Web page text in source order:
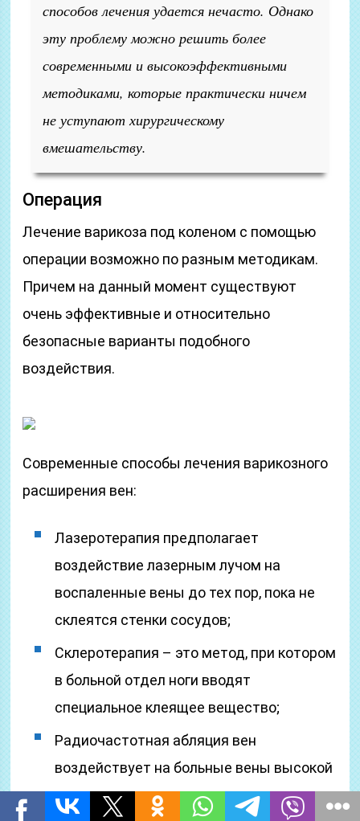
способов лечения удается нечасто. Однако
эту проблему можно решить более
современными и высокоэффективными
методиками, которые практически ничем
не уступают хирургическому
вмешательству.
Операция
Лечение варикоза под коленом с помощью
операции возможно по разным методикам.
Причем на данный момент существуют
очень эффективные и относительно
безопасные варианты подобного
воздействия.
Современные способы лечения варикозного
расширения вен:
Лазеротерапия предполагает
воздействие лазерным лучом на
воспаленные вены до тех пор, пока не
склеятся стенки сосудов;
Склеротерапия – это метод, при котором
в больной отдел ноги вводят
специальное клеящее вещество;
Радиочастотная абляция вен
воздействует на больные вены высокой
температуры, за счет чего кровоток по